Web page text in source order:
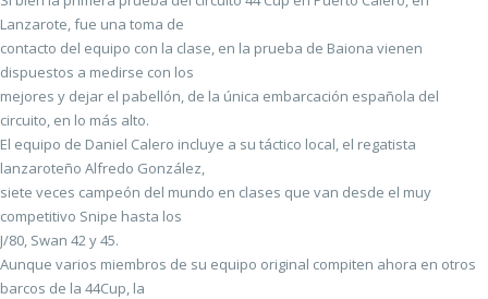
Lanzarote, fue una toma de
contacto del equipo con la clase, en la prueba de Baiona vienen
dispuestos a medirse con los
mejores y dejar el pabellón, de la única embarcación española del
circuito, en lo más alto.
El equipo de Daniel Calero incluye a su táctico local, el regatista
lanzaroteño Alfredo González,
siete veces campeón del mundo en clases que van desde el muy
competitivo Snipe hasta los
J/80, Swan 42 y 45.
Aunque varios miembros de su equipo original compiten ahora en otros
barcos de la 44Cup, la